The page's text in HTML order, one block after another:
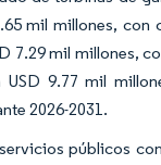
mil millones, con
7.29 mil millones,
USD 9.77 mil
2026-2031.
públicos